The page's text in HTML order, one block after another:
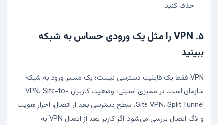
حذف کنید.
۵. VPN را مثل یک ورودی حساس به شبکه
ببینید
VPN فقط یک قابلیت دسترسی نیست؛ یک مسیر ورود به شبکه
سازمان است. در ممیزی امنیتی، وضعیت کاربران VPN، Site-to-
Site VPN، Split Tunnel، سطح دسترسی بعد از اتصال، احراز هویت
و لاگ اتصال بررسی می‌شود. اگر کاربر بعد از اتصال VPN به